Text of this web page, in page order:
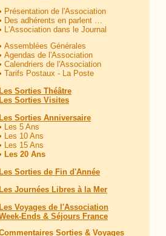
Présentation de l'Association
Des adhérents en parlent …
L'Association dans le Journal
Assemblées Générales
Agendas de l'Association
Calendriers de l'Association
Tarifs Postaux - La Poste
Sorties Théâtre
Sorties Visites
Sorties Anniversaire
Les 5 Ans
Les 10 Ans
Les 15 Ans
Les 20 Ans
Sorties de Fin d'Année
Journées Libres à la Mer
Voyages de l'Association
Ends & Séjours France
Sorties & Voyages